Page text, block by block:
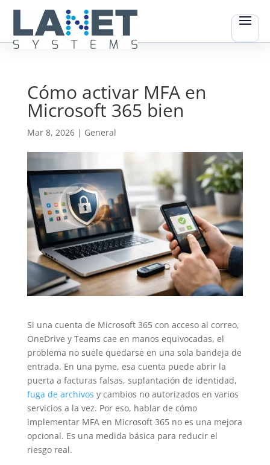
Cómo activar MFA en
Microsoft 365 bien
Mar 8, 2026| General
Si una cuenta de Microsoft 365 con acceso al correo,
OneDrive y Teams cae en manos equivocadas, el
problema no suele quedarse en una sola bandeja de
entrada. En una pyme, esa cuenta puede abrir la
puerta a facturas falsas, suplantación de identidad,
fuga de archivos y cambios no autorizados en varios
servicios a la vez. Por eso, hablar de cómo
implementar MFA en Microsoft 365 no es una mejora
opcional. Es una medida básica para reducir el
riesgo real.